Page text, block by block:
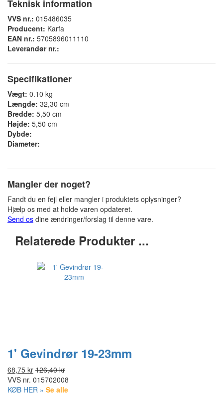
Teknisk information
VVS nr.: 015486035
Producent: Karfa
EAN nr.: 5705896011110
Leverandør nr.:
Specifikationer
Vægt: 0.10 kg
Længde: 32,30 cm
Bredde: 5,50 cm
Højde: 5,50 cm
Dybde:
Diameter:
Mangler der noget?
Fandt du en fejl eller mangler i produktets oplysninger?
Hjælp os med at holde varen opdateret.
Send os dine ændringer/forslag til denne vare.
Relaterede Produkter ...
1' Gevindrør 19-23mm
68,75 kr 126,40 kr
VVS nr. 015702008
KØB HER » Se alle